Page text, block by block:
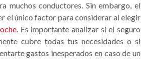
muchos conductores. Sin embargo, el
el único factor para considerar al elegir
. Es importante analizar si el seguro
cubre todas tus necesidades o si
gastos inesperados en caso de un